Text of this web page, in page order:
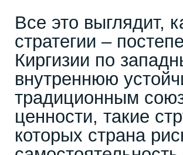
Все это выглядит,
стратегии –
Киргизии по
внутреннюю
традиционным
ценности, такие
которых страна